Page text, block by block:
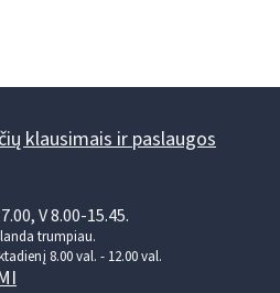
klausimais ir paslaugos
V 8.00-15.45.
trumpiau.
8.00 val. - 12.00 val.